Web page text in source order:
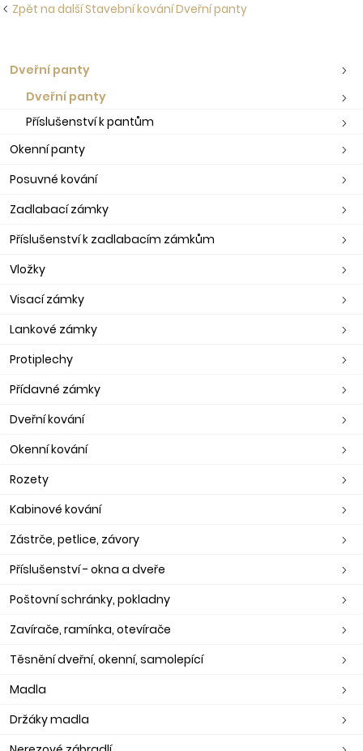
Zpět na další Stavební kování Dveřní panty
Dveřní panty
Dveřní panty
Příslušenství k pantům
Okenní panty
Posuvné kování
Zadlabací zámky
Příslušenství k zadlabacím zámkům
Vložky
Visací zámky
Lankové zámky
Protiplechy
Přídavné zámky
Dveřní kování
Okenní kování
Rozety
Kabinové kování
Zástrče, petlice, závory
Příslušenství - okna a dveře
Poštovní schránky, pokladny
Zavírače, ramínka, otevírače
Těsnění dveřní, okenní, samolepící
Madla
Držáky madla